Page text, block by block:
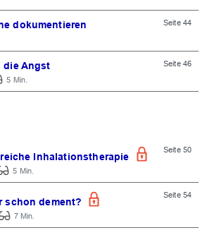
OK
dokumentieren
Seite 44
die Angst Seite 46
5 Min.
Inhalationstherapie
Seite 50
5 Min.
schon dement?
Seite 54
7 Min.